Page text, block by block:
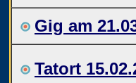
Gig am
Tatort